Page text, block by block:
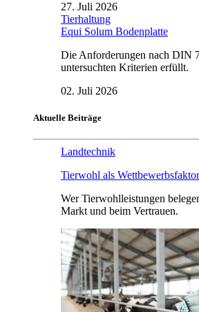
27. Juli 2026
Tierhaltung
Equi Solum Bodenplatte
Die Anforderungen nach DIN
untersuchten Kriterien erfüllt.
02. Juli 2026
Aktuelle Beiträge
Landtechnik
Tierwohl als Wettbewerbsfaktor
Wer Tierwohlleistungen
Markt und beim Vertrauen.